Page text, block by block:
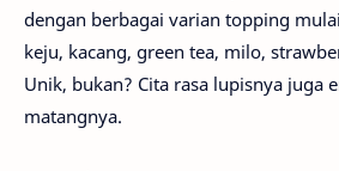
dengan berbagai varian topping
keju, kacang, green tea, milo,
Unik, bukan? Cita rasa lupisnya juga
matangnya.